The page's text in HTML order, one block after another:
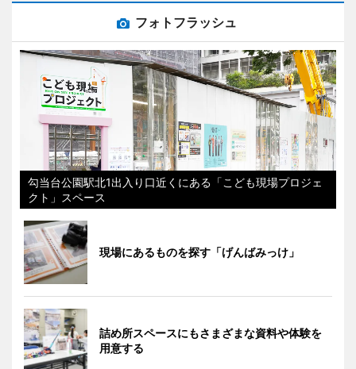
フォトフラッシュ
勾当台公園駅北1出入り口近くにある「こども現場プロジェ
クト」スペース
現場にあるものを探す「げんばみっけ」
詰め所スペースにもさまざまな資料や体験を
用意する